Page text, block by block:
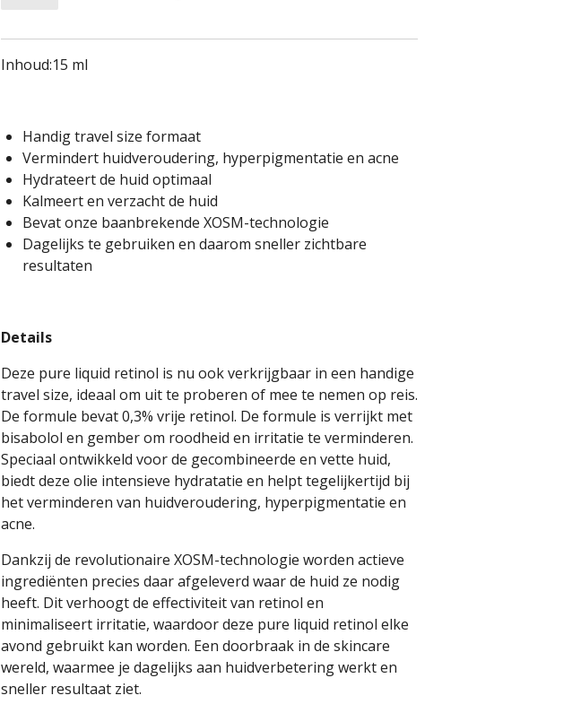
Inhoud:15 ml
Handig travel size formaat
Vermindert huidveroudering, hyperpigmentatie en acne
Hydrateert de huid optimaal
Kalmeert en verzacht de huid
Bevat onze baanbrekende XOSM-technologie
Dagelijks te gebruiken en daarom sneller zichtbare
resultaten
Details
Deze pure liquid retinol is nu ook verkrijgbaar in een handige
travel size, ideaal om uit te proberen of mee te nemen op reis.
De formule bevat 0,3% vrije retinol. De formule is verrijkt met
bisabolol en gember om roodheid en irritatie te verminderen.
Speciaal ontwikkeld voor de gecombineerde en vette huid,
biedt deze olie intensieve hydratatie en helpt tegelijkertijd bij
het verminderen van huidveroudering, hyperpigmentatie en
acne.
Dankzij de revolutionaire XOSM-technologie worden actieve
ingrediënten precies daar afgeleverd waar de huid ze nodig
heeft. Dit verhoogt de effectiviteit van retinol en
minimaliseert irritatie, waardoor deze pure liquid retinol elke
avond gebruikt kan worden. Een doorbraak in de skincare
wereld, waarmee je dagelijks aan huidverbetering werkt en
sneller resultaat ziet.